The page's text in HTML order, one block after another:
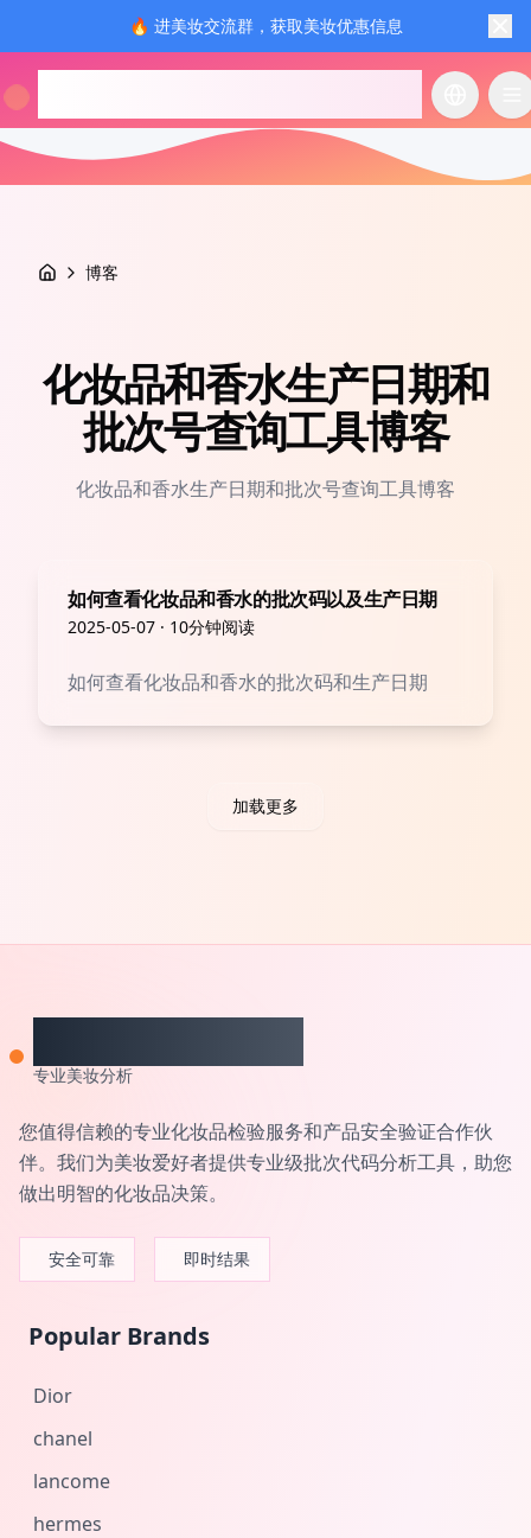
🔥 进美妆交流群，获取美妆优惠信息
切换语言
博客
化妆品和香水生产日期和
批次号查询工具博客
化妆品和香水生产日期和批次号查询工具博客
如何查看化妆品和香水的批次码以及生产日期
2025-05-07 · 10分钟阅读
如何查看化妆品和香水的批次码和生产日期
加载更多
专业美妆分析
您值得信赖的专业化妆品检验服务和产品安全验证合作伙
伴。我们为美妆爱好者提供专业级批次代码分析工具，助您
做出明智的化妆品决策。
安全可靠 即时结果
Popular Brands
Dior
chanel
lancome
hermes